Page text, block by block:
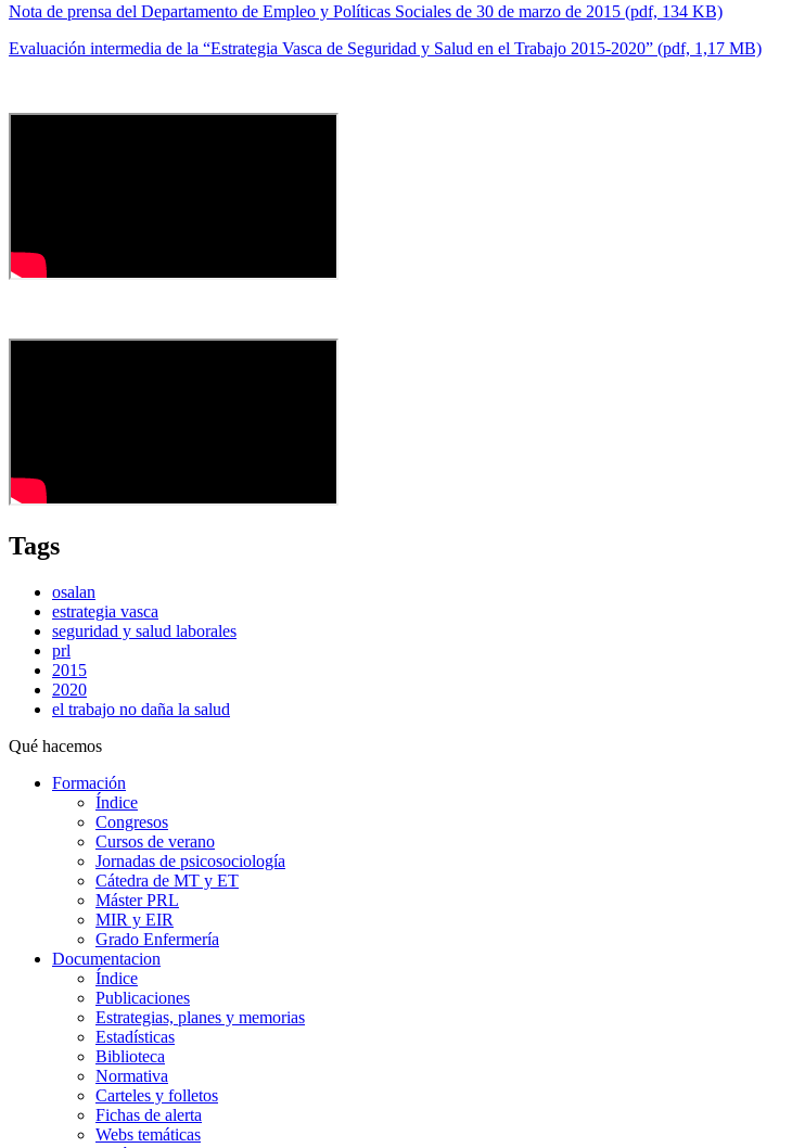
Nota de prensa del Departamento de Empleo y Políticas Sociales de 30 de marzo de 2015 (pdf, 134 KB)
Evaluación intermedia de la “Estrategia Vasca de Seguridad y Salud en el Trabajo 2015-2020” (pdf, 1,17 MB)
Tags
osalan
estrategia vasca
seguridad y salud laborales
prl
2015
2020
el trabajo no daña la salud
Qué hacemos
Formación
Índice
Congresos
Cursos de verano
Jornadas de psicosociología
Cátedra de MT y ET
Máster PRL
MIR y EIR
Grado Enfermería
Documentacion
Índice
Publicaciones
Estrategias, planes y memorias
Estadísticas
Biblioteca
Normativa
Carteles y folletos
Fichas de alerta
Webs temáticas